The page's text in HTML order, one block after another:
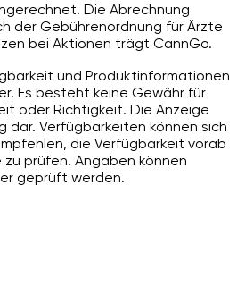
Die Abrechnung
der Gebührenordnung für Ärzte
bei Aktionen trägt CannGo.
und Produktinformationen
Es besteht keine Gewähr für
oder Richtigkeit. Die Anzeige
dar. Verfügbarkeiten können sich
die Verfügbarkeit vorab
prüfen. Angaben können
geprüft werden.